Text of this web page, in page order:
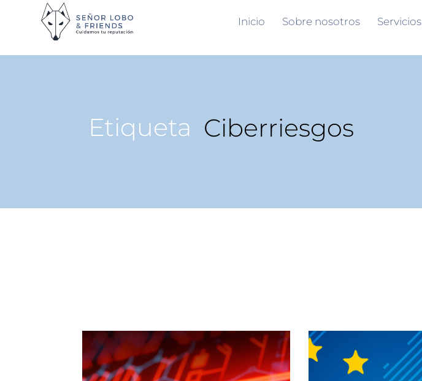
Inicio Sobre nosotros Servicios
Etiqueta Ciberriesgos